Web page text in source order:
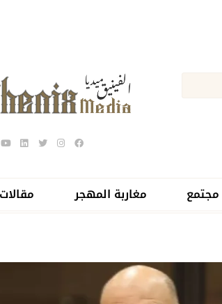
مجتمع مغاربة المهجر